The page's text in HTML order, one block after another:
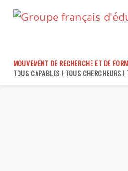
MOUVEMENT DE RECHERCHE ET DE
TOUS CAPABLES ! TOUS CHERCHEURS !